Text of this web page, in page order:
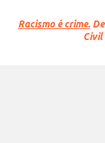
Racismo é crime.
Civil